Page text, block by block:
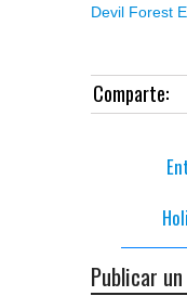
Devil Forest
Comparte:
Publicar